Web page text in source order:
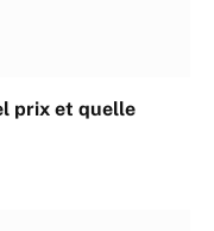
prix et quelle